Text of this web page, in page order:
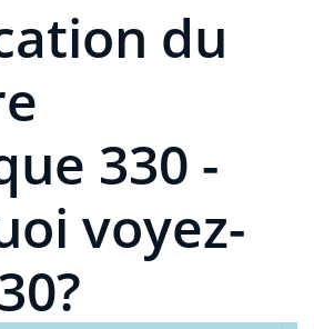
du
330 -
voyez-